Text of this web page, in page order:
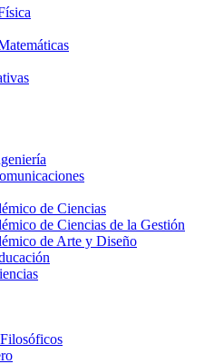
de Ciencias
de Ciencias de la Gestión
de Arte y Diseño